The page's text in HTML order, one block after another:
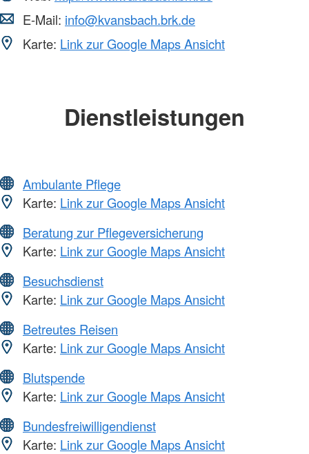
E-Mail: info@kvansbach.brk.de
Karte: Link zur Google Maps Ansicht
Dienstleistungen
Ambulante Pflege
Karte: Link zur Google Maps Ansicht
Beratung zur Pflegeversicherung
Karte: Link zur Google Maps Ansicht
Besuchsdienst
Karte: Link zur Google Maps Ansicht
Betreutes Reisen
Karte: Link zur Google Maps Ansicht
Blutspende
Karte: Link zur Google Maps Ansicht
Bundesfreiwilligendienst
Karte: Link zur Google Maps Ansicht